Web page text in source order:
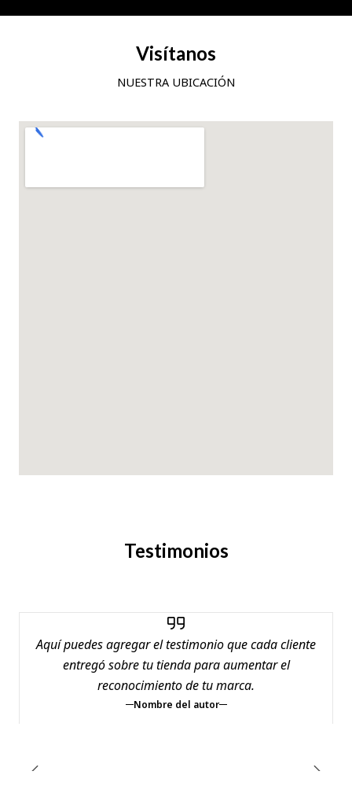
Visítanos
NUESTRA UBICACIÓN
Testimonios
Aquí puedes agregar el testimonio que cada cliente
entregó sobre tu tienda para aumentar el
reconocimiento de tu marca.
Nombre del autor